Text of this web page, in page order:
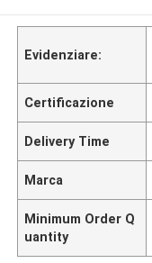
Evidenziare:
Certificazione
Delivery Time
Marca
Minimum Order Q
uantity